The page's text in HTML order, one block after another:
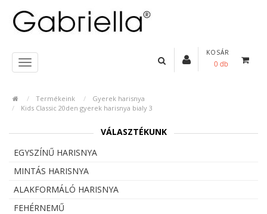
KOSÁR
0 db
Termékeink
Gyerek harisnya
Kids Classic 20den gyerek harisnya bialy 3
VÁLASZTÉKUNK
EGYSZÍNŰ HARISNYA
MINTÁS HARISNYA
ALAKFORMÁLÓ HARISNYA
FEHÉRNEMŰ